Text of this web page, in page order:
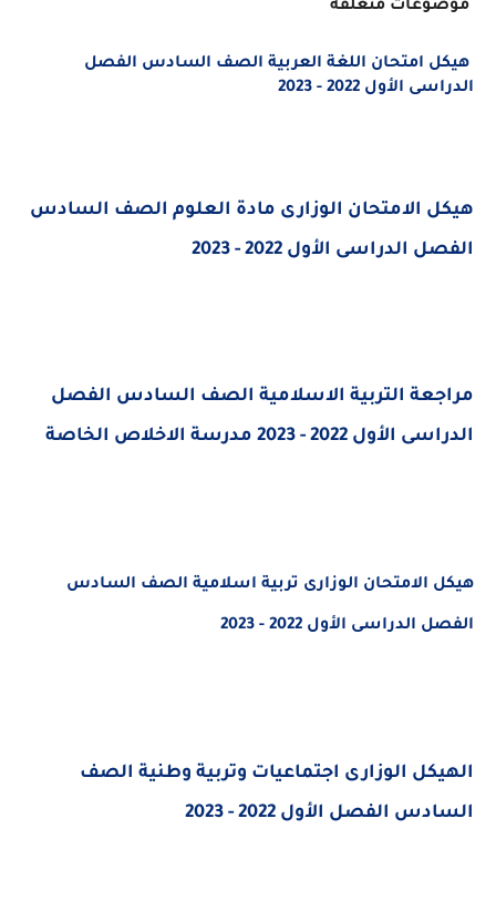
موضوعات متعلقة
هيكل امتحان اللغة العربية الصف السادس الفصل
الدراسى الأول 2022 - 2023
هيكل الامتحان الوزارى مادة العلوم الصف السادس
الفصل الدراسى الأول 2022 - 2023
مراجعة التربية الاسلامية الصف السادس الفصل
الدراسى الأول 2022 - 2023 مدرسة الاخلاص الخاصة
هيكل الامتحان الوزارى تربية اسلامية الصف السادس
الفصل الدراسى الأول 2022 - 2023
الهيكل الوزارى اجتماعيات وتربية وطنية الصف
السادس الفصل الأول 2022 - 2023